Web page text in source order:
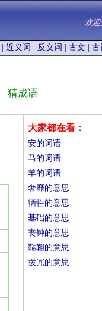
欢迎
近义词 反义词 古文 古
猜成语
大家都在看：
安的词语
马的词语
羊的词语
奢靡的意思
牺牲的意思
基础的意思
丧钟的意思
鞑靼的意思
拨冗的意思